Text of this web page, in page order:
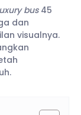
bus45
dan
visualnya.